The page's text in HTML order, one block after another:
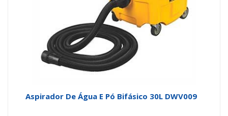
Aspirador De Água E Pó Bifásico 30L DWV009